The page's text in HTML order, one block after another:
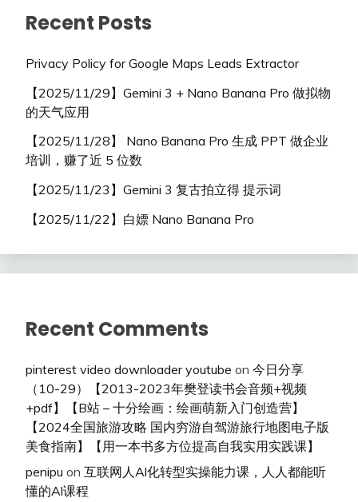
Recent Posts
Privacy Policy for Google Maps Leads Extractor
【2025/11/29】Gemini 3 + Nano Banana Pro 做拟物
的天气应用
【2025/11/28】 Nano Banana Pro 生成 PPT 做企业
培训，赚了近 5 位数
【2025/11/23】Gemini 3 复古拍立得 提示词
【2025/11/22】白嫖 Nano Banana Pro
Recent Comments
pinterest video downloader youtube on 今日分享
（10-29）【2013-2023年樊登读书会音频+视频
+pdf】【B站 – 十分绘画：绘画萌新入门创造营】
【2024全国旅游攻略 国内穷游自驾游旅行地图电子版
美食指南】【用一本书多方位提高自我实用实践课】
penipu on 互联网人Al化转型实操能力课，人人都能听
懂的Al课程